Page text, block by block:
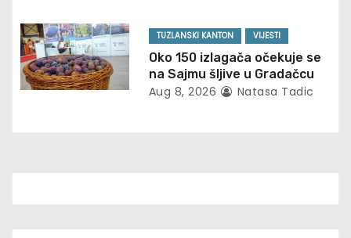
i
o
n
TUZLANSKI KANTON VIJESTI
Oko 150 izlagača očekuje se
na Sajmu šljive u Gradačcu
Aug 8, 2026 Natasa Tadic